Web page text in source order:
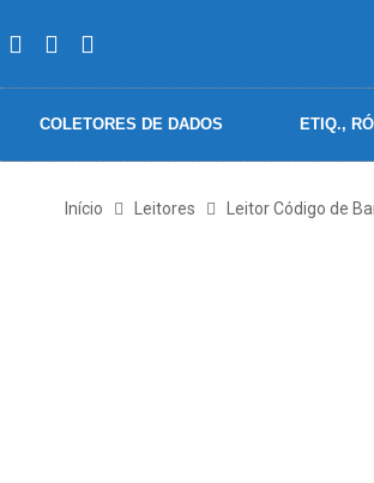
COLETORES DE DADOS ETIQ.,
Início Leitores Leitor Código de